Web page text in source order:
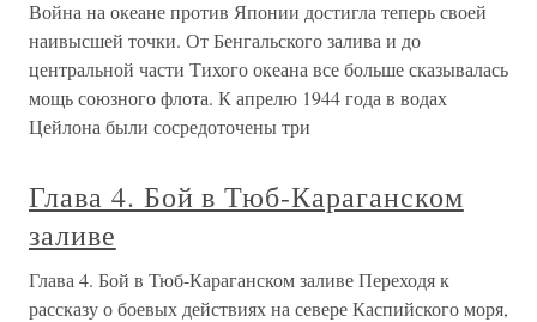
Война на океане против Японии достигла теперь своей
наивысшей точки. От Бенгальского залива и до
центральной части Тихого океана все больше сказывалась
мощь союзного флота. К апрелю 1944 года в водах
Цейлона были сосредоточены три
Глава 4. Бой в Тюб-Караганском
заливе
Глава 4. Бой в Тюб-Караганском заливе Переходя к
рассказу о боевых действиях на севере Каспийского моря,